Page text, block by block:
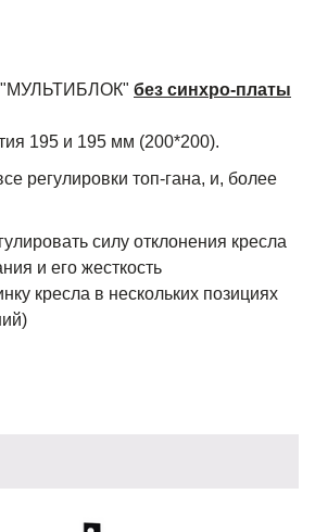
"МУЛЬТИБЛОК" без синхро-платы
195 и 195 мм (200*200).
регулировки топ-гана, и, более
силу отклонения кресла
и его жесткость
кресла в нескольких позициях